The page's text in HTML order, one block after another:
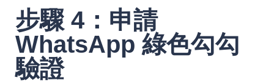
步驟 4：申請
WhatsApp 綠色勾勾
驗證